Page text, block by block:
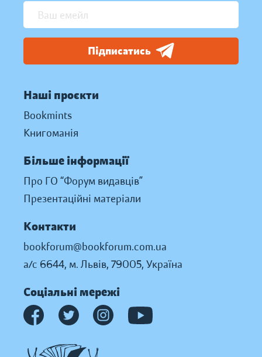
Підписатись
Наші проєкти
Bookmints
Книгоманія
Більше інформації
Про ГО “Форум видавців”
Презентаційні матеріали
Контакти
bookforum@bookforum.com.ua
а/с 6644, м. Львів, 79005, Україна
Соціальні мережі